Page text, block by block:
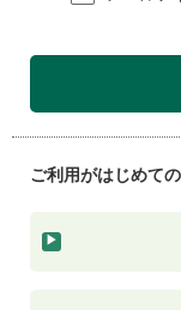
ご利用がはじめて